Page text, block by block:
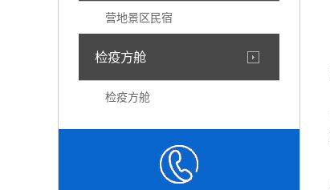
营地景区民宿
检疫方舱
检疫方舱